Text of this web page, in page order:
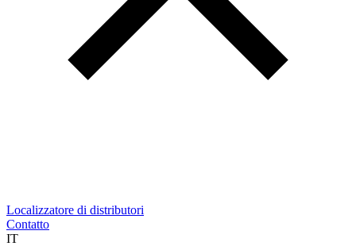
Localizzatore di distributori
Contatto
IT